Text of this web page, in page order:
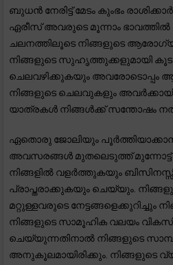
ബുധൻ നേരിട്ട് മേടം കുംഭം
ഏരീസ് അവരുടെ മൂന്നാം
ചലനത്തിലൂടെ നിങ്ങളുടെ ആരോഗ്യം
നിങ്ങളുടെ സുഹൃത്തുക്കളുമായി
ചെലവഴിക്കുകയും അവരോടൊപ്പം
നിങ്ങളുടെ ചെലവുകളും അവർക്കായി
യാത്രകൾ നിങ്ങൾക്ക് സന്തോഷം
ഏതൊരു ജോലിയും
അവസരങ്ങൾ മുതലെടുത്ത് മുന്നോട്ട്
നിങ്ങളിൽ വളർത്തുകയും
പ്രാപ്തരാക്കുകയും ചെയ്യും.
മറ്റുള്ളവരുടെ നേട്ടങ്ങളെക്കുറിച്ചും
നിങ്ങളുടെ സാമൂഹിക വലയം
ചെയ്യുന്നതിനാൽ നിങ്ങളുടെ
അനുകൂലമായിരിക്കും. നിങ്ങളുടെ